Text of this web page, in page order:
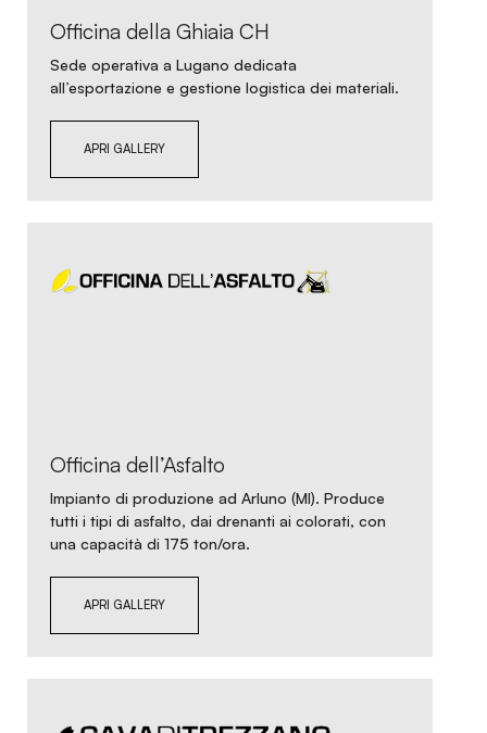
Officina della Ghiaia CH
Sede operativa a Lugano dedicata
all’esportazione e gestione logistica dei materiali.
APRI GALLERY
Officina dell’Asfalto
Impianto di produzione ad Arluno (MI). Produce
tutti i tipi di asfalto, dai drenanti ai colorati, con
una capacità di 175 ton/ora.
APRI GALLERY